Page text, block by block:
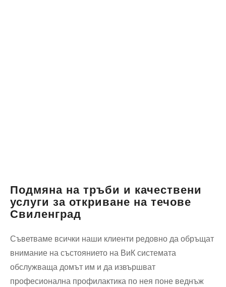
Подмяна на тръби и качествени
услуги за откриване на течове
Свиленград
Съветваме всички наши клиенти редовно да обръщат
внимание на състоянието на ВиК системата
обслужваща домът им и да извършват
професионална профилактика по нея поне веднъж